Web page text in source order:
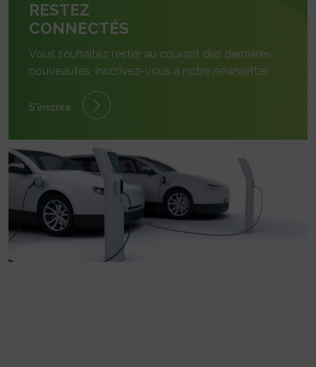
RESTEZ
CONNECTÉS
Vous souhaitez rester au courant des dernières
nouveautés, inscrivez-vous à notre newsletter.
S'inscrire